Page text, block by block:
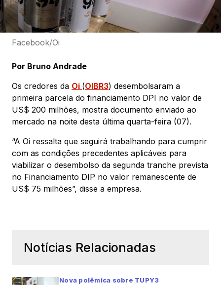
Facebook/Oi
Por Bruno Andrade
Os credores da Oi (OIBR3) desembolsaram a
primeira parcela do financiamento DPI no valor de
US$ 200 milhões, mostra documento enviado ao
mercado na noite desta última quarta-feira (07).
“A Oi ressalta que seguirá trabalhando para cumprir
com as condições precedentes aplicáveis para
viabilizar o desembolso da segunda tranche prevista
no Financiamento DIP no valor remanescente de
US$ 75 milhões”, disse a empresa.
Notícias Relacionadas
Nova polêmica sobre TUPY3